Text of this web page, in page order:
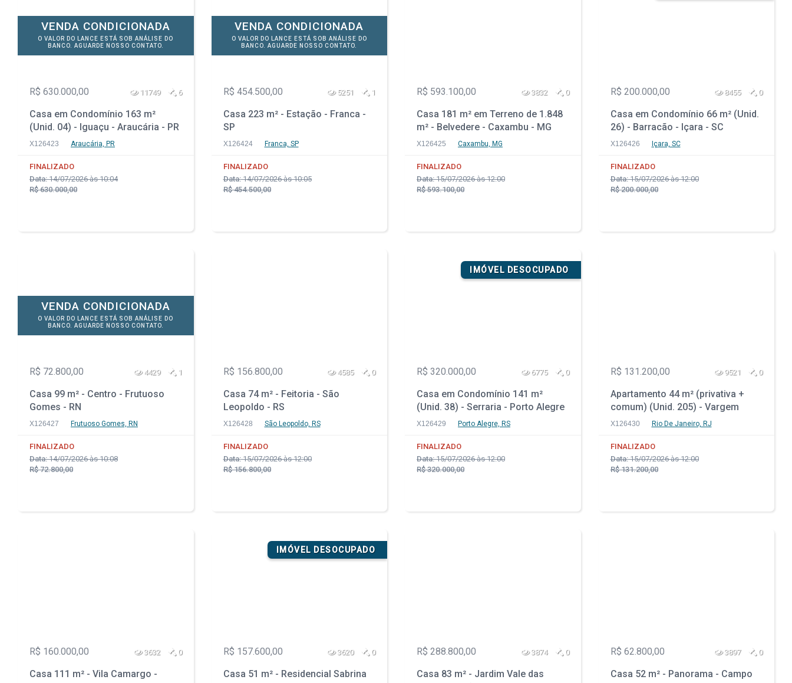
VENDA CONDICIONADA
O VALOR DO LANCE ESTÁ SOB ANÁLISE DO
BANCO. AGUARDE NOSSO CONTATO.
R$ 630.000,00 11749 6
Casa em Condomínio 163 m²
(Unid. 04) - Iguaçu - Araucária - PR
X126423 Araucária, PR
FINALIZADO
Data:14/07/2026 às 10:04
R$ 630.000,00
VENDA CONDICIONADA
O VALOR DO LANCE ESTÁ SOB ANÁLISE DO
BANCO. AGUARDE NOSSO CONTATO.
R$ 454.500,00 5251 1
Casa 223 m² - Estação - Franca -
SP
X126424 Franca, SP
FINALIZADO
Data:14/07/2026 às 10:05
R$ 454.500,00
R$ 593.100,00 3832 0
Casa 181 m² em Terreno de 1.848
m² - Belvedere - Caxambu - MG
X126425 Caxambu, MG
FINALIZADO
Data:15/07/2026 às 12:00
R$ 593.100,00
R$ 200.000,00 8455 0
Casa em Condomínio 66 m² (Unid.
26) - Barracão - Içara - SC
X126426 Içara, SC
FINALIZADO
Data:15/07/2026 às 12:00
R$ 200.000,00
VENDA CONDICIONADA
O VALOR DO LANCE ESTÁ SOB ANÁLISE DO
BANCO. AGUARDE NOSSO CONTATO.
R$ 72.800,00 4429 1
Casa 99 m² - Centro - Frutuoso
Gomes - RN
X126427 Frutuoso Gomes, RN
FINALIZADO
Data:14/07/2026 às 10:08
R$ 72.800,00
R$ 156.800,00 4585 0
Casa 74 m² - Feitoria - São
Leopoldo - RS
X126428 São Leopoldo, RS
FINALIZADO
Data:15/07/2026 às 12:00
R$ 156.800,00
IMÓVEL DESOCUPADO
R$ 320.000,00 6775 0
Casa em Condomínio 141 m²
(Unid. 38) - Serraria - Porto Alegre
- RS
X126429 Porto Alegre, RS
FINALIZADO
Data:15/07/2026 às 12:00
R$ 320.000,00
R$ 131.200,00 9521 0
Apartamento 44 m² (privativa +
comum) (Unid. 205) - Vargem
Pequena - Rio de Janeiro - RJ
X126430 Rio De Janeiro, RJ
FINALIZADO
Data:15/07/2026 às 12:00
R$ 131.200,00
R$ 160.000,00 3632 0
Casa 111 m² - Vila Camargo -
IMÓVEL DESOCUPADO
R$ 157.600,00 3620 0
Casa 51 m² - Residencial Sabrina
R$ 288.800,00 3874 0
Casa 83 m² - Jardim Vale das
R$ 62.800,00 3897 0
Casa 52 m² - Panorama - Campo